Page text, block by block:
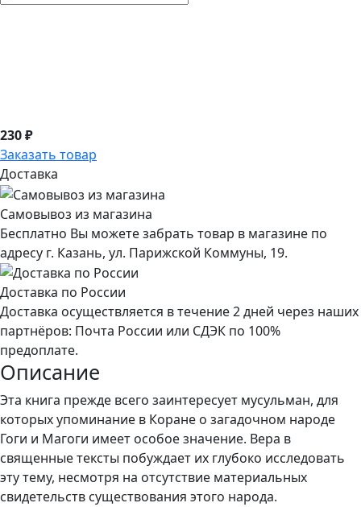
230 ₽
Заказать товар
Доставка
Самовывоз из магазина
Бесплатно Вы можете забрать товар в магазине по
адресу г. Казань, ул. Парижской Коммуны, 19.
Доставка по России
Доставка осуществляется в течение 2 дней через наших
партнёров: Почта России или СДЭК по 100%
предоплате.
Описание
Эта книга прежде всего заинтересует мусульман, для
которых упоминание в Коране о загадочном народе
Гоги и Магоги имеет особое значение. Вера в
священные тексты побуждает их глубоко исследовать
эту тему, несмотря на отсутствие материальных
свидетельств существования этого народа.